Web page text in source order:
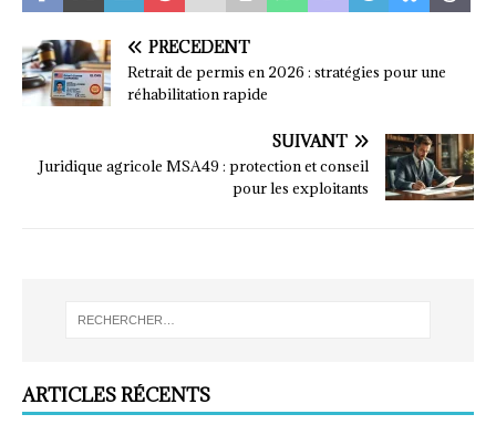
PRÉCÉDENT
Retrait de permis en 2026 : stratégies pour une
réhabilitation rapide
SUIVANT
Juridique agricole MSA49 : protection et conseil
pour les exploitants
ARTICLES RÉCENTS